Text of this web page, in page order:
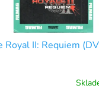
Royal II: Requiem